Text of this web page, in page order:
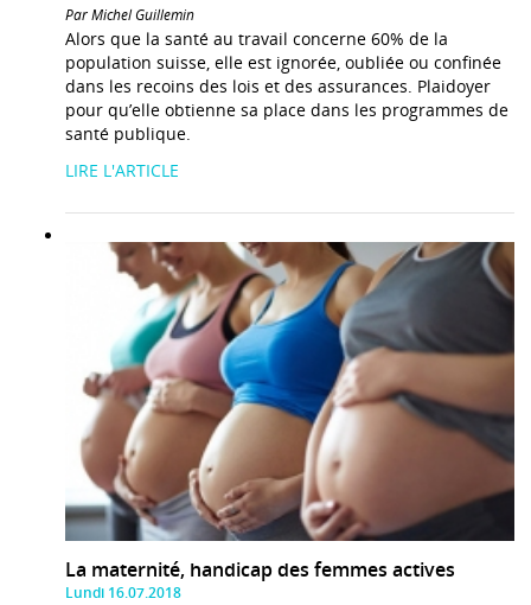
Par Michel Guillemin
Alors que la santé au travail concerne 60% de la
population suisse, elle est ignorée, oubliée ou confinée
dans les recoins des lois et des assurances. Plaidoyer
pour qu’elle obtienne sa place dans les programmes de
santé publique.
LIRE L'ARTICLE
La maternité, handicap des femmes actives
Lundi 16.07.2018